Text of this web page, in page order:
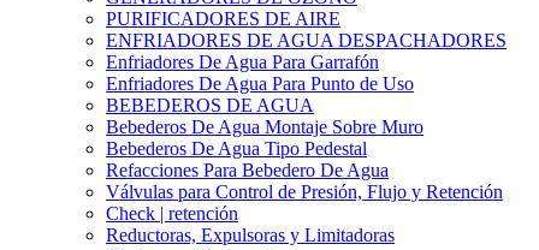
PURIFICADORES DE AIRE
ENFRIADORES DE AGUA DESPACHADORES
Enfriadores De Agua Para Garrafón
Enfriadores De Agua Para Punto de Uso
BEBEDEROS DE AGUA
Bebederos De Agua Montaje Sobre Muro
Bebederos De Agua Tipo Pedestal
Refacciones Para Bebedero De Agua
Válvulas para Control de Presión, Flujo y Retención
Check | retención
Reductoras, Expulsoras y Limitadoras